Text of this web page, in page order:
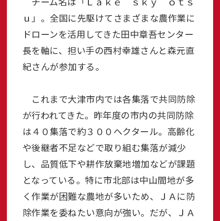
ｕ」。全国に先駆けてさまざまな農作業に
ドローンを活用してきた田中章吾センター
長を軸に、担い手の西村幸雄さんと森元直
紀さんが参加する。
これまで大津市内では各集落で共同防除
が行われてきた。昨年度の市内の共同防除
は４０集落で約３００ヘクタール。高齢化
や後継者不足などで取り組む集落が減少
し、品質低下や耕作放棄地増加などが課題
となっている。特に市北部は中山間地が多
く作業が困難な農地が多いため、ＪＡに防
除作業を委ねたい意向が強い。だが、ＪＡ